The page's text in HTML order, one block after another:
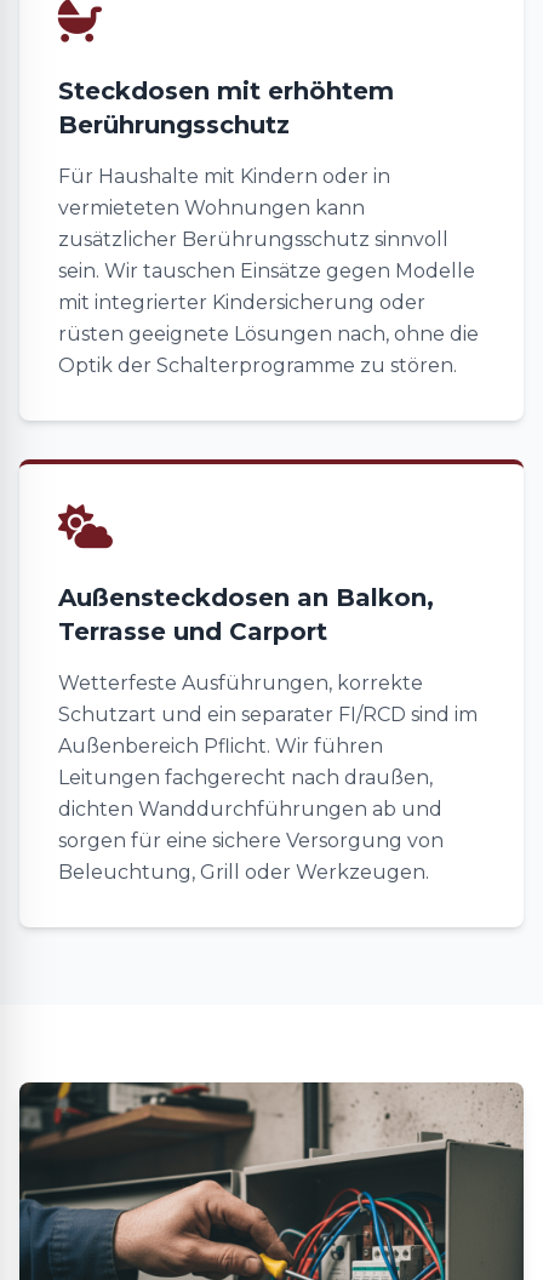
Steckdosen mit erhöhtem
Berührungsschutz
Für Haushalte mit Kindern oder in
vermieteten Wohnungen kann
zusätzlicher Berührungsschutz sinnvoll
sein. Wir tauschen Einsätze gegen Modelle
mit integrierter Kindersicherung oder
rüsten geeignete Lösungen nach, ohne die
Optik der Schalterprogramme zu stören.
Außensteckdosen an Balkon,
Terrasse und Carport
Wetterfeste Ausführungen, korrekte
Schutzart und ein separater FI/RCD sind im
Außenbereich Pflicht. Wir führen
Leitungen fachgerecht nach draußen,
dichten Wanddurchführungen ab und
sorgen für eine sichere Versorgung von
Beleuchtung, Grill oder Werkzeugen.